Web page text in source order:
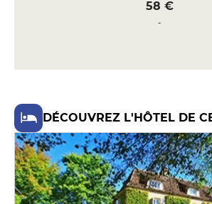
58 €
Pommes
Les Premières Fraises du
au Lait Crémeux, Chèvre
Menthe
20 €
DÉCOUVREZ L'HÔTEL DE